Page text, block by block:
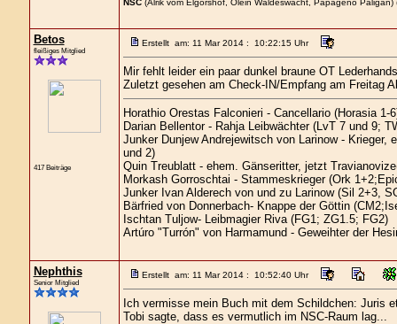
NSC(Alrik vom Elgorshof, Olein Waldeswacht, Papageno Paligan)
Betos
fleißiges Mitglied
417 Beiträge
Erstellt am: 11 Mar 2014 : 10:22:15 Uhr
Mir fehlt leider ein paar dunkel braune OT
Zuletzt gesehen am Check-IN/Empfang am Freitag
Horathio Orestas Falconieri - Cancellario (Horasia 1-
Darian Bellentor - Rahja Leibwächter (LvT 7 und 9;
Junker Dunjew Andrejewitsch von Larinow -
und 2)
Quin Treublatt - ehem. Gänseritter, jetzt
Morkash Gorroschtai - Stammeskrieger (Ork
Junker Ivan Alderech von und zu Larinow (Sil 2+3,
Bärfried von Donnerbach- Knappe der Göttin
Ischtan Tuljow- Leibmagier Riva (FG1; ZG1.5; FG2)
Artúro "Turrón" von Harmamund - Geweihter der
Nephthis
Senior Mitglied
Erstellt am: 11 Mar 2014 : 10:52:40 Uhr
Ich vermisse mein Buch mit dem Schildchen: Juris
Tobi sagte, dass es vermutlich im NSC-Raum lag...